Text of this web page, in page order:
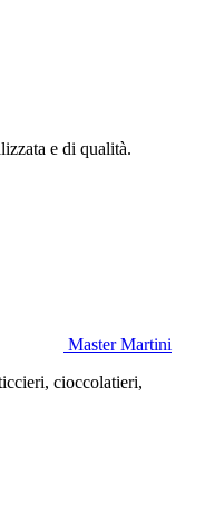
e di qualità.
Master Martini
cioccolatieri,